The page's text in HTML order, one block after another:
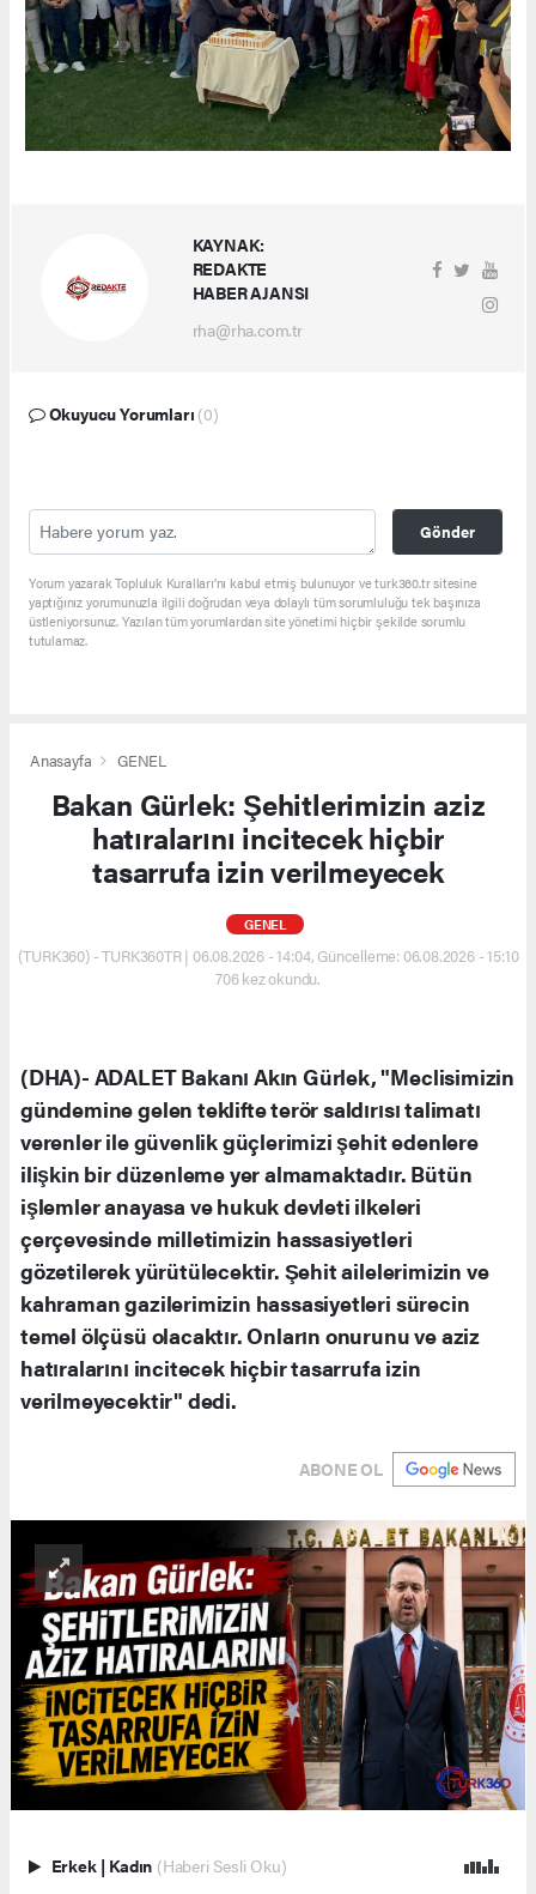
KAYNAK:
REDAKTE
HABER AJANSI
rha@rha.com.tr
Okuyucu Yorumları (0)
Gönder
Yorum yazarak Topluluk Kuralları’nı kabul etmiş bulunuyor ve turk360.tr sitesine
yaptığınız yorumunuzla ilgili doğrudan veya dolaylı tüm sorumluluğu tek başınıza
üstleniyorsunuz. Yazılan tüm yorumlardan site yönetimi hiçbir şekilde sorumlu
tutulamaz.
Anasayfa GENEL
Bakan Gürlek: Şehitlerimizin aziz
hatıralarını incitecek hiçbir
tasarrufa izin verilmeyecek
GENEL
(TURK360) - TURK360TR | 06.08.2026 - 14:04, Güncelleme: 06.08.2026 - 15:10
706 kez okundu.
(DHA)- ADALET Bakanı Akın Gürlek, "Meclisimizin
gündemine gelen teklifte terör saldırısı talimatı
verenler ile güvenlik güçlerimizi şehit edenlere
ilişkin bir düzenleme yer almamaktadır. Bütün
işlemler anayasa ve hukuk devleti ilkeleri
çerçevesinde milletimizin hassasiyetleri
gözetilerek yürütülecektir. Şehit ailelerimizin ve
kahraman gazilerimizin hassasiyetleri sürecin
temel ölçüsü olacaktır. Onların onurunu ve aziz
hatıralarını incitecek hiçbir tasarrufa izin
verilmeyecektir" dedi.
ABONE OL
Erkek | Kadın (Haberi Sesli Oku)